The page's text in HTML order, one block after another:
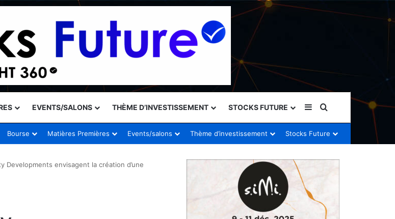
EVENTS/SALONS THÈME D’INVESTISSEMENT STOCKS FUTURE Sidebar (barre
Rechercher
Bourse Matières Premières Events/salons Thème d’investissement Stocks Future
Developments envisagent la création d’une